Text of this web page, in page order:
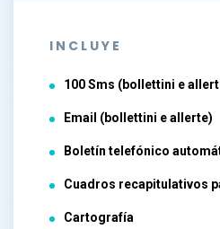
INCLUYE
100 Sms (bollettini e
Email (bollettini e allerte)
Boletín telefónico
Cuadros recapitulativos
Cartografía